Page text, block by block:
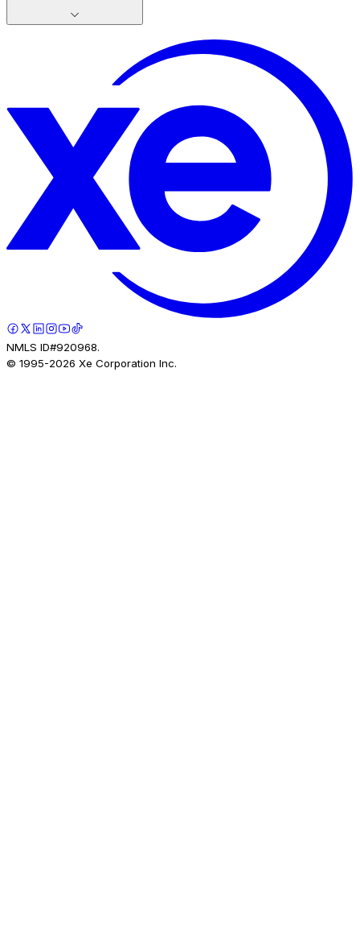
NMLS ID#920968.
© 1995-2026 Xe Corporation Inc.